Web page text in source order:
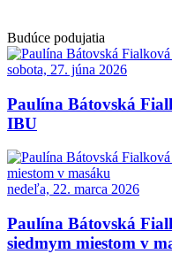
Budúce podujatia
sobota, 27. júna 2026
Paulína Bátovská
IBU
nedeľa, 22. marca 2026
Paulína Bátovská
siedmym miestom v